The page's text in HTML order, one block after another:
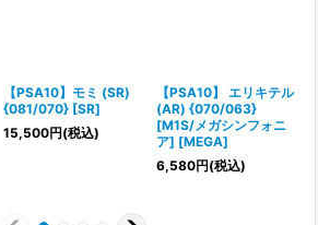
【PSA10】モミ (SR)
{081/070} [SR]
15,500円(税込)
【PSA10】 エリキテル
(AR) {070/063}
[M1S/メガシンフォニ
ア] [MEGA]
6,580円(税込)